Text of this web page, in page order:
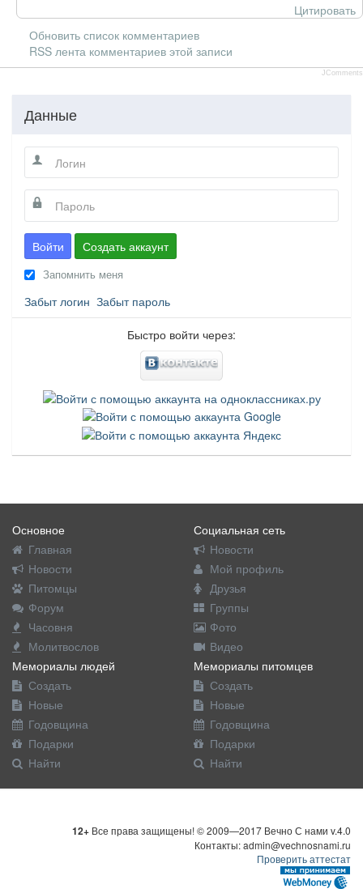
Цитировать
Обновить список комментариев
RSS лента комментариев этой записи
JComments
Данные
Войти Создать аккаунт
Запомнить меня
Забыт логин Забыт пароль
Быстро войти через:
Основное
Главная
Новости
Питомцы
Форум
Часовня
Молитвослов
Социальная сеть
Новости
Мой профиль
Друзья
Группы
Фото
Видео
Мемориалы людей
Создать
Новые
Годовщина
Подарки
Найти
Мемориалы питомцев
Создать
Новые
Годовщина
Подарки
Найти
12+ Все права защищены! © 2009—2017 Вечно С нами v.4.0
Контакты: admin@vechnosnami.ru
Проверить аттестат